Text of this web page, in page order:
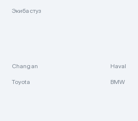
Экибастуз
Changan Haval
Toyota BMW